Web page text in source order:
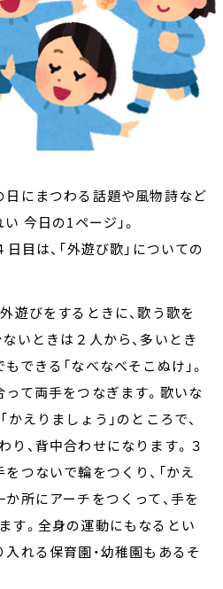
日にまつわる話題や風物詩など
今日の1ページ」。
日目は、「外遊び歌」についての
遊びをするときに、歌う歌を
いときは２人から、多いとき
できる「なべなべそこぬけ」。
って両手をつなぎます。歌いな
かえりましょう」のところで、
り、背中合わせになります。３
つないで輪をつくり、「かえ
所にアーチをつくって、手を
す。全身の運動にもなるとい
れる保育園・幼稚園もあるそ